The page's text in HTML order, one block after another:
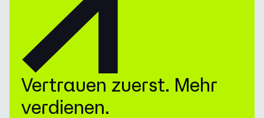
Vertrauen zuerst. Mehr
verdienen.